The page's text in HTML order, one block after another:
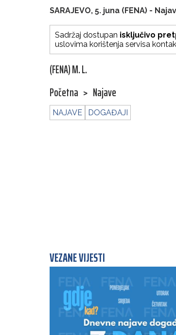
SARAJEVO, 5. juna (FENA) -
Sadržaj dostupan isključivo
uslovima korištenja servisa
(FENA) M. L.
Početna > Najave
NAJAVE DOGAĐAJI
VEZANE VIJESTI